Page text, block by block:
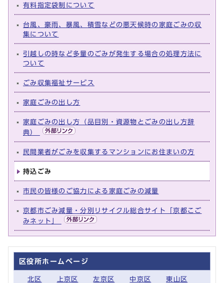
有料指定袋制について
台風、豪雨、暴風、積雪などの悪天候時の家庭ごみの収
集について
引越しの時など多量のごみが発生する場合の処理方法に
ついて
ごみ収集福祉サービス
家庭ごみの出し方
家庭ごみの出し方（品目別・資源物とごみの出し方辞
典）
民間業者がごみを収集するマンションにお住まいの方
持込ごみ
市民の皆様のご協力による家庭ごみの減量
京都市ごみ減量・分別リサイクル総合サイト「京都こご
みネット」
区役所ホームページ
北区 上京区 左京区 中京区 東山区